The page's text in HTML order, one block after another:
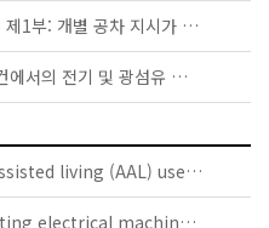
KS B ISO 2768-1 - 일반 공차 — 제1부: 개별 공차 지시가 없는 선 치수와 각도 치수에 대한 공차
KS C IEC 60332-3-24 - 화재조건에서의 전기 및 광섬유 케이블 시험 — 제3-24부: 수직 배치된 케이블 또는 전선의 불꽃전파 시험 — 카테고리 C
IEC TS 63134:2020 - Active assisted living (AAL) use cases
IEC 60034-5:2020 RLV - Rotating electrical machines - Part 5: Degrees of protection provided by the integral design of rotating electrical machines (IP code) - Classification